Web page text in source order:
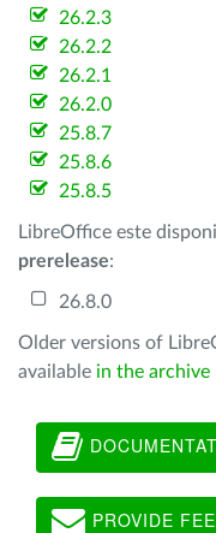
26.2.3
26.2.2
26.2.1
26.2.0
25.8.7
25.8.6
25.8.5
LibreOffice este
prerelease:
26.8.0
Older versions of
available in the archive
PROVIDE